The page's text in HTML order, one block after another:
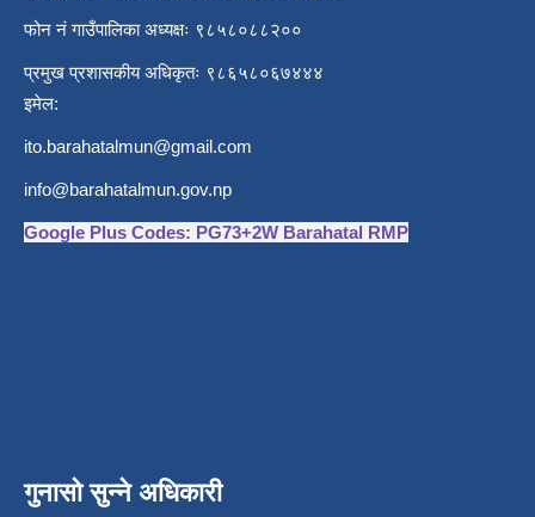
फोन नं गाउँपालिका अध्यक्षः ९८५८०८८२००
प्रमुख प्रशासकीय अधिकृतः ९८६५८०६७४४४
इमेल:
ito.barahatalmun@gmail.com
info@barahatalmun.gov.np
Google Plus Codes: PG73+2W Barahatal RMP
गुनासो सुन्ने अधिकारी